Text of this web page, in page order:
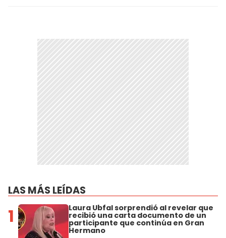
LAS MÁS LEÍDAS
1 Laura Ubfal sorprendió al revelar que
recibió una carta documento de un
participante que continúa en Gran
Hermano